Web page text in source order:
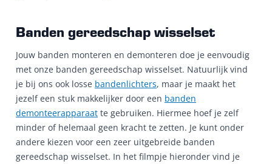
Banden gereedschap wisselset
Jouw banden monteren en demonteren doe je eenvoudig
met onze banden gereedschap wisselset. Natuurlijk vind
je bij ons ook losse bandenlichters, maar je maakt het
jezelf een stuk makkelijker door een banden
demonteerapparaat te gebruiken. Hiermee hoef je zelf
minder of helemaal geen kracht te zetten. Je kunt onder
andere kiezen voor een zeer uitgebreide banden
gereedschap wisselset. In het filmpje hieronder vind je